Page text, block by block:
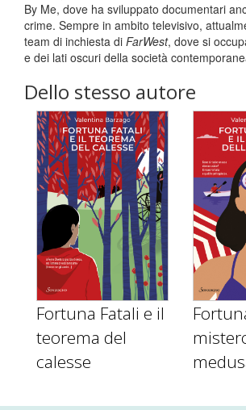
By Me, dove ha sviluppato documentari
crime. Sempre in ambito televisivo,
team di inchiesta di FarWest, dove si
e dei lati oscuri della società
Dello stesso autore
Fortuna Fatali e il
teorema del
calesse